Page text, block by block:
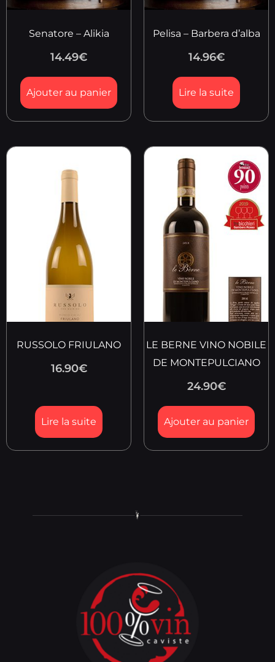
Senatore – Alikia
14.49€
Ajouter au panier
Pelisa – Barbera d’alba
14.96€
Lire la suite
RUSSOLO FRIULANO
16.90€
Lire la suite
LE BERNE VINO NOBILE
DE MONTEPULCIANO
24.90€
Ajouter au panier